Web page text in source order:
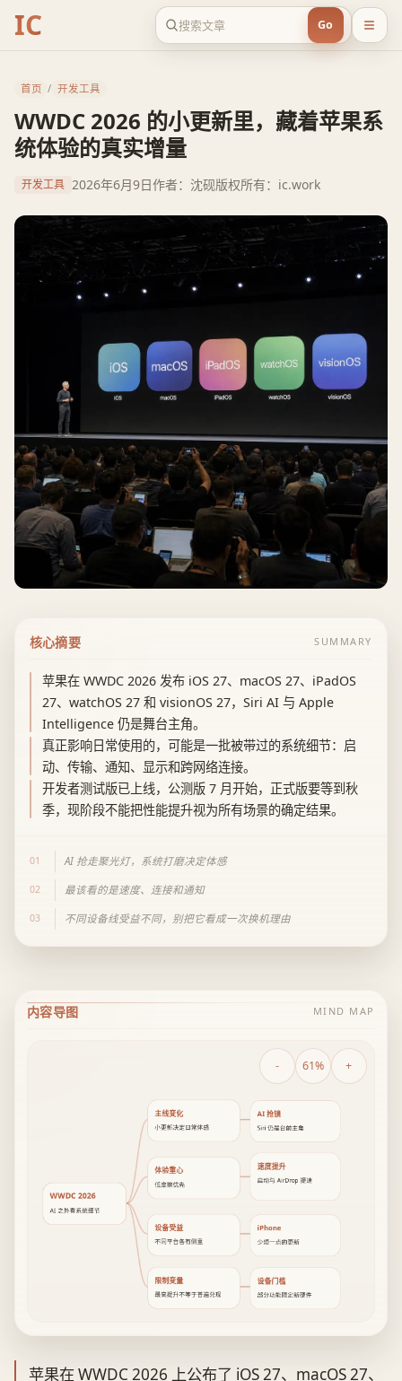
IC Go
首页 / 开发工具
WWDC 2026 的小更新里，藏着苹果系
统体验的真实增量
开发工具 2026年6月9日作者：沈砚版权所有：ic.work
核心摘要 SUMMARY
苹果在 WWDC 2026 发布 iOS 27、macOS 27、iPadOS
27、watchOS 27 和 visionOS 27，Siri AI 与 Apple
Intelligence 仍是舞台主角。
真正影响日常使用的，可能是一批被带过的系统细节：启
动、传输、通知、显示和跨网络连接。
开发者测试版已上线，公测版 7 月开始，正式版要等到秋
季，现阶段不能把性能提升视为所有场景的确定结果。
01 AI 抢走聚光灯，系统打磨决定体感
02 最该看的是速度、连接和通知
03 不同设备线受益不同，别把它看成一次换机理由
内容导图 MIND MAP
- 61% +
WWDC 2026
AI 之外看系统细节
主线变化
小更新决定日常体感
AI 抢镜
Siri 仍是台前主角
体验重心
低摩擦优先
速度提升
启动与 AirDrop 提速
设备受益
不同平台各有侧重
iPhone
少烦一点的更新
限制变量
最高提升不等于普遍兑现
设备门槛
部分功能限定新硬件
苹果在 WWDC 2026 上公布了 iOS 27、macOS 27、